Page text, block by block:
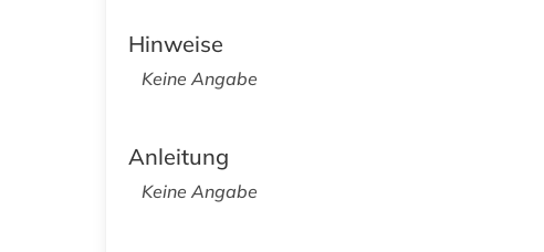
Hinweise
Keine Angabe
Anleitung
Keine Angabe